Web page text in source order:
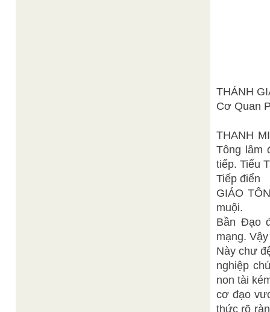
THÁNH
Cơ Quan
THANH
Tông lâm
tiếp. Tiểu
Tiếp điển
GIÁO
muội.
Bần Đạo
mạng.
Này chư
nghiệp
non tài
cơ đạo
thức rõ